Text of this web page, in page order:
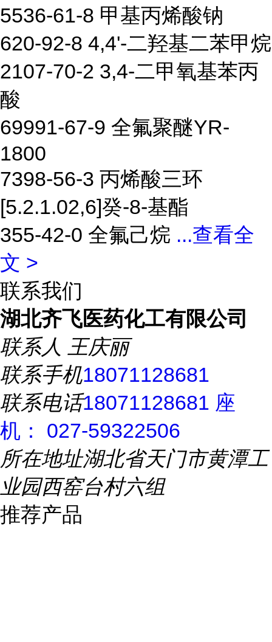
5536-61-8 甲基丙烯酸钠
620-92-8 4,4'-二羟基二苯甲烷
2107-70-2 3,4-二甲氧基苯丙
酸
69991-67-9 全氟聚醚YR-
1800
7398-56-3 丙烯酸三环
[5.2.1.02,6]癸-8-基酯
355-42-0 全氟己烷 ...查看全
文 >
联系我们
湖北齐飞医药化工有限公司
联系人 王庆丽
联系手机18071128681
联系电话18071128681 座
机： 027-59322506
所在地址湖北省天门市黄潭工
业园西窑台村六组
推荐产品